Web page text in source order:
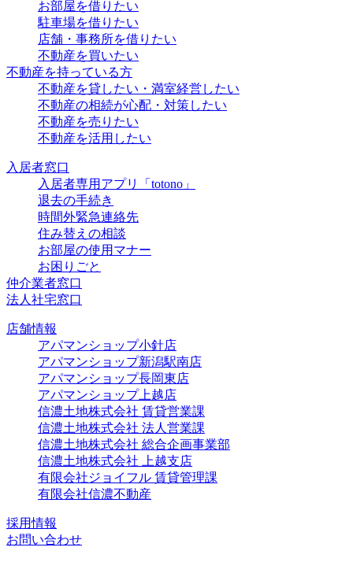
お部屋を借りたい
駐車場を借りたい
店舗・事務所を借りたい
不動産を買いたい
不動産を持っている方
不動産を貸したい・満室経営したい
不動産の相続が心配・対策したい
不動産を売りたい
不動産を活用したい
入居者窓口
入居者専用アプリ「totono」
退去の手続き
時間外緊急連絡先
住み替えの相談
お部屋の使用マナー
お困りごと
仲介業者窓口
法人社宅窓口
店舗情報
アパマンショップ小針店
アパマンショップ新潟駅南店
アパマンショップ長岡東店
アパマンショップ上越店
信濃土地株式会社 賃貸営業課
信濃土地株式会社 法人営業課
信濃土地株式会社 総合企画事業部
信濃土地株式会社 上越支店
有限会社ジョイフル 賃貸管理課
有限会社信濃不動産
採用情報
お問い合わせ